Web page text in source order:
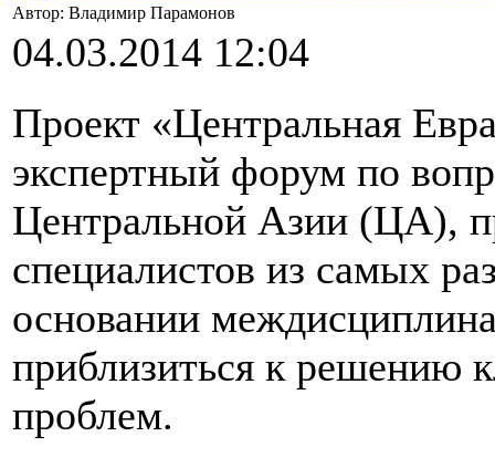
Автор: Владимир Парамонов
04.03.2014 12:04
Проект «Центральная
экспертный форум по
Центральной Азии (ЦА),
специалистов из самых
основании
приблизиться к решению
проблем.